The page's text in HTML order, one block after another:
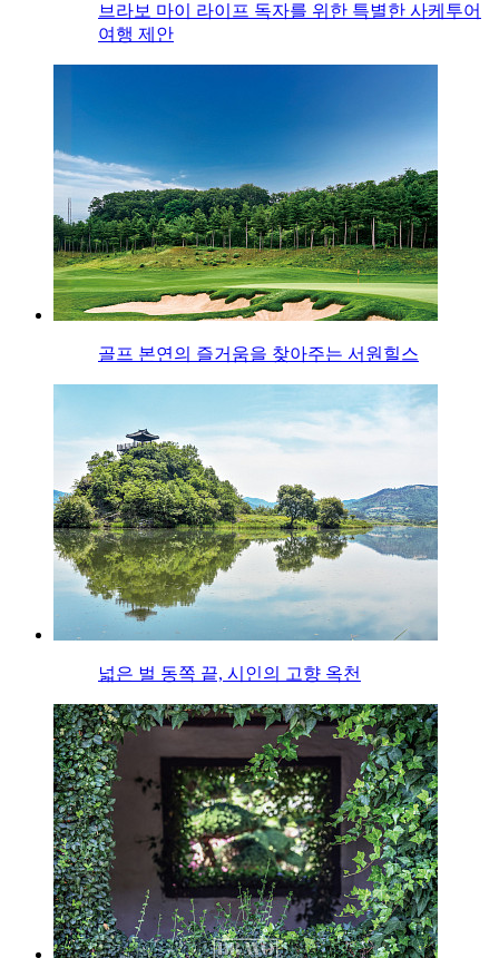
브라보 마이 라이프 독자를 위한 특별한 사케투어
여행 제안
골프 본연의 즐거움을 찾아주는 서원힐스
넓은 벌 동쪽 끝, 시인의 고향 옥천